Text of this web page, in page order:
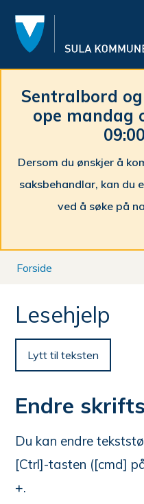
Sentralbord
ope mandag
Dersom du ønskjer å
saksbehandlar, kan du
ved å søke på
Du
Forside
Lesehjelp
Lytt til teksten
Endre
Du kan endre
[Ctrl]-tasten ([cmd]
+.